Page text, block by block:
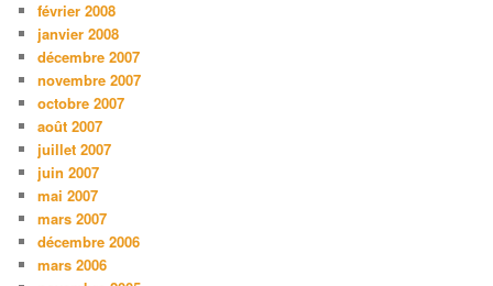
février 2008
janvier 2008
décembre 2007
novembre 2007
octobre 2007
août 2007
juillet 2007
juin 2007
mai 2007
mars 2007
décembre 2006
mars 2006